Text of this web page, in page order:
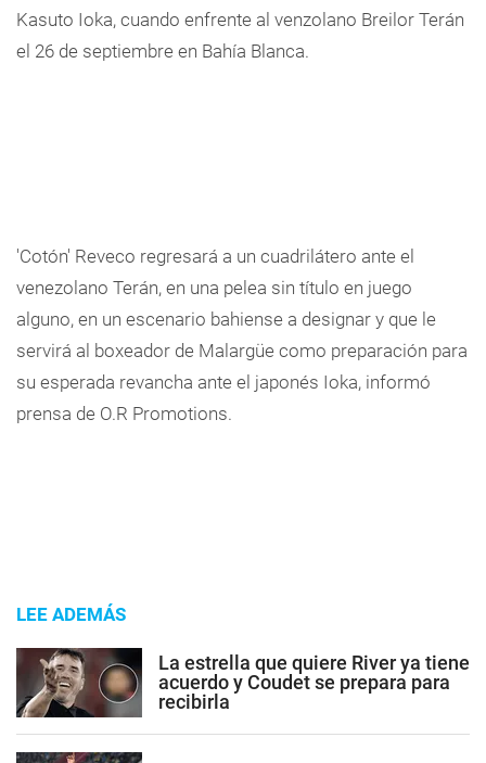
Kasuto Ioka, cuando enfrente al venzolano Breilor Terán
el 26 de septiembre en Bahía Blanca.
'Cotón' Reveco regresará a un cuadrilátero ante el
venezolano Terán, en una pelea sin título en juego
alguno, en un escenario bahiense a designar y que le
servirá al boxeador de Malargüe como preparación para
su esperada revancha ante el japonés Ioka, informó
prensa de O.R Promotions.
LEE ADEMÁS
La estrella que quiere River ya tiene
acuerdo y Coudet se prepara para
recibirla